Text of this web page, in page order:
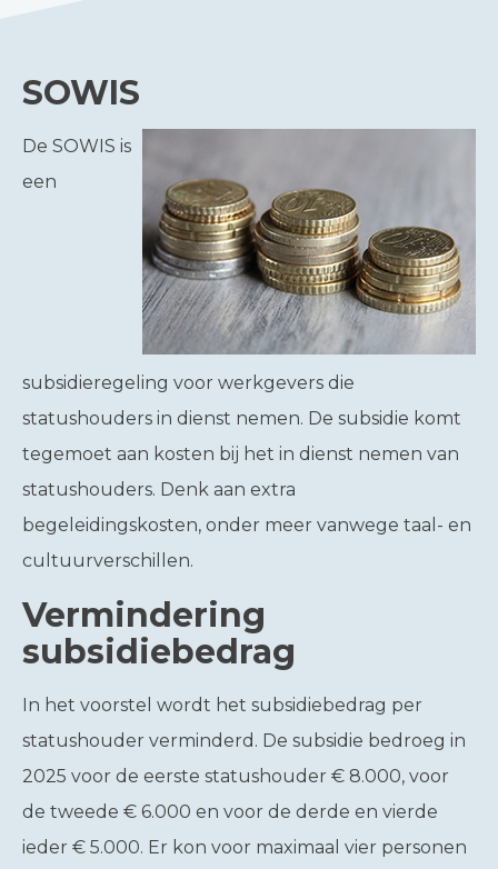
SOWIS
De SOWIS is
een
subsidieregeling voor werkgevers die
statushouders in dienst nemen. De subsidie komt
tegemoet aan kosten bij het in dienst nemen van
statushouders. Denk aan extra
begeleidingskosten, onder meer vanwege taal- en
cultuurverschillen.
Vermindering
subsidiebedrag
In het voorstel wordt het subsidiebedrag per
statushouder verminderd. De subsidie bedroeg in
2025 voor de eerste statushouder € 8.000, voor
de tweede € 6.000 en voor de derde en vierde
ieder € 5.000. Er kon voor maximaal vier personen